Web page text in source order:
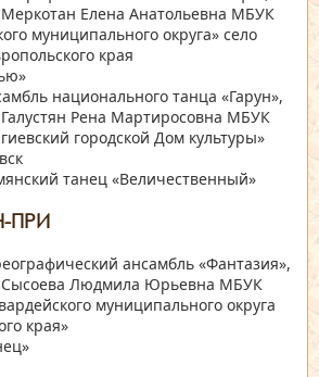
Меркотан Елена Анатольевна МБУК
муниципального округа» село
края
национального танца «Гарун»,
Галустян Рена Мартиросовна МБУК
городской Дом культуры»
танец «Величественный»
ПРИ
ансамбль «Фантазия»,
Сысоева Людмила Юрьевна МБУК
муниципального округа
края»